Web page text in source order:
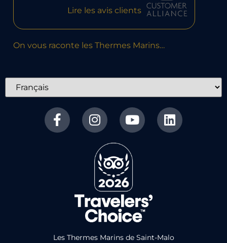
Lire les avis clients
On vous raconte les Thermes Marins…
Les Thermes Marins de Saint-Malo